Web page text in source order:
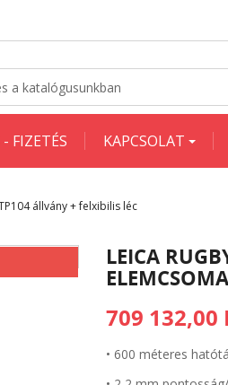
FIZETÉS KAPCSOLAT
állvány + felxibilis léc
LEICA
709 132,00
• 600 méteres